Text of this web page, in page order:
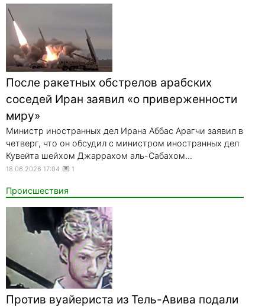
После ракетных обстрелов арабских
соседей Иран заявил «о приверженности
миру»
Министр иностранных дел Ирана Аббас Арагчи заявил в
четверг, что он обсудил с министром иностранных дел
Кувейта шейхом Джаррахом аль-Сабахом...
18.06.2026 17:04 1
Происшествия
Против вуайериста из Тель-Авива подали